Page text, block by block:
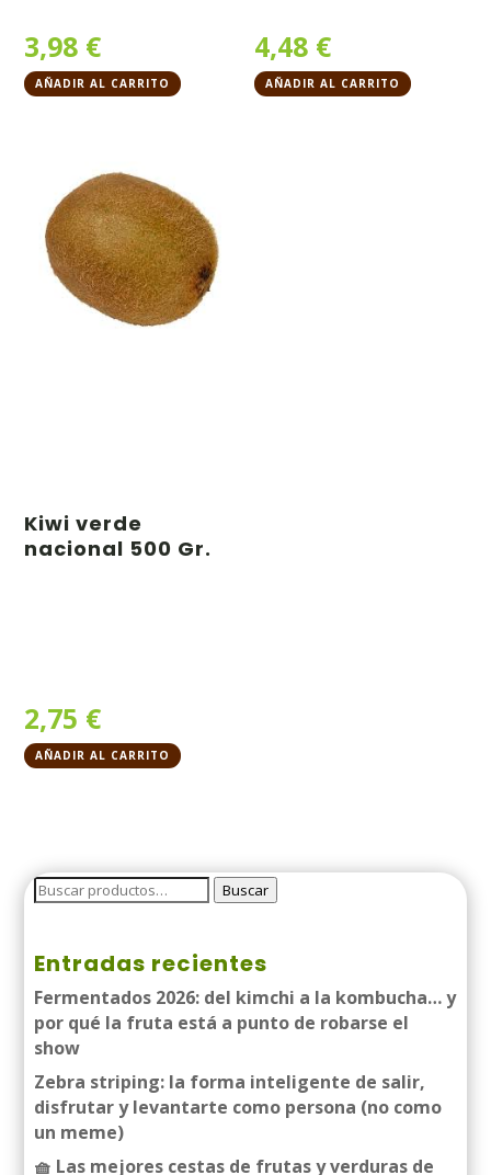
3,98 €
AÑADIR AL CARRITO
4,48 €
AÑADIR AL CARRITO
Kiwi verde
nacional 500 Gr.
2,75 €
AÑADIR AL CARRITO
Buscar
Buscar
Entradas recientes
Fermentados 2026: del kimchi a la kombucha… y
por qué la fruta está a punto de robarse el
show
Zebra striping: la forma inteligente de salir,
disfrutar y levantarte como persona (no como
un meme)
🧺 Las mejores cestas de frutas y verduras de